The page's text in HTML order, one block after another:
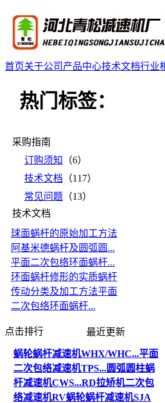
首页关于公司 产品中心技术文档行业
热门标签：
采购指南
订购须知
（6）
技术文档 （117）
常见问题 （13）
技术文档
球面蜗杆的原始加工方法
阿基米德蜗杆及圆弧圆...
平面二次包络环面蜗杆...
环面蜗杆修形的实质蜗杆
传动分类及加工方法平面
二次包络环面蜗杆...
点击排行 最近更新
蜗轮蜗杆减速机WHX/WHC...平面
二次包络减速机TPS...圆弧圆柱蜗
杆减速机CWS...RD拉矫机二次包
络减速机RV蜗轮蜗杆减速机SJA